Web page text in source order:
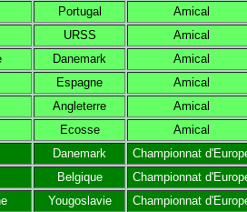
Portugal
Amical
URSS
Amical
Danemark
Amical
Espagne
Amical
Angleterre
Amical
Ecosse
Amical
Danemark
Championnat
Belgique
Championnat
Yougoslavie
Championnat